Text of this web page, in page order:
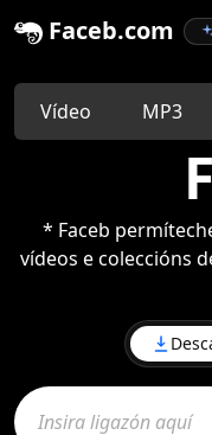
Faceb.com
Vídeo MP3
* Faceb
vídeos e coleccións